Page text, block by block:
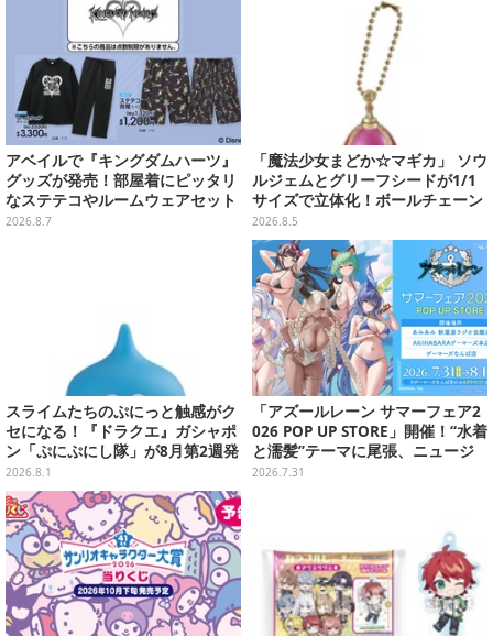
アベイルで『キングダムハーツ』
グッズが発売！部屋着にピッタリ
なステテコやルームウェアセット
2026.8.7
「魔法少女まどか☆マギカ」 ソウ
ルジェムとグリーフシードが1/1
サイズで立体化！ボールチェーン
を外せばフィギュアとして飾れる
ガシャポン全6種
2026.8.5
スライムたちのぷにっと触感がク
セになる！『ドラクエ』ガシャポ
ン「ぷにぷにし隊」が8月第2週発
売―全4種ではぐれメタルは固め
2026.8.1
「アズールレーン サマーフェア2
026 POP UP STORE」開催！“水着
と濡髪”テーマに尾張、ニュージ
ャージーなど新規描き下ろしイラ
2026.7.31